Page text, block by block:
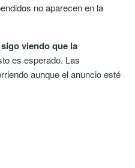
no aparecen en la
viendo que la
es esperado. Las
aunque el anuncio esté